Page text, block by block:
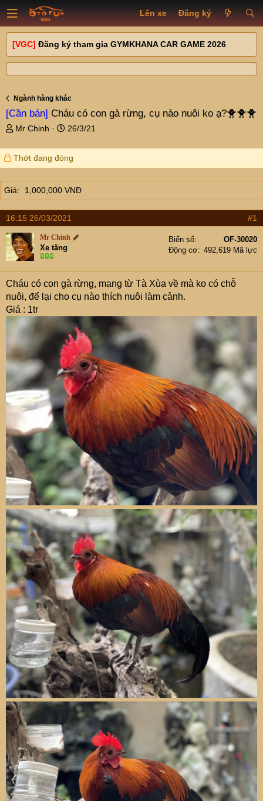
Lên xe Đăng ký
[VGC] Đăng ký tham gia GYMKHANA CAR GAME 2026
Ngành hàng khác
[Cần bán] Cháu có con gà rừng, cụ nào nuôi ko ạ?🐥🐥🐥
T
r
e
d
s
a
r
t
e
r
Mr Chinh
N
à
y
ử
i
26/3/21
Thớt đang đóng
Giá 1,000,000 VNĐ
16:15 26/03/2021 #1
Mr Chinh
Xe tăng
Biển số
OF-30020
Động cơ
492,619 Mã lực
Cháu có con gà rừng, mang từ Tà Xùa về mà ko có chỗ
nuôi, để lại cho cụ nào thích nuôi làm cảnh.
Giá : 1tr